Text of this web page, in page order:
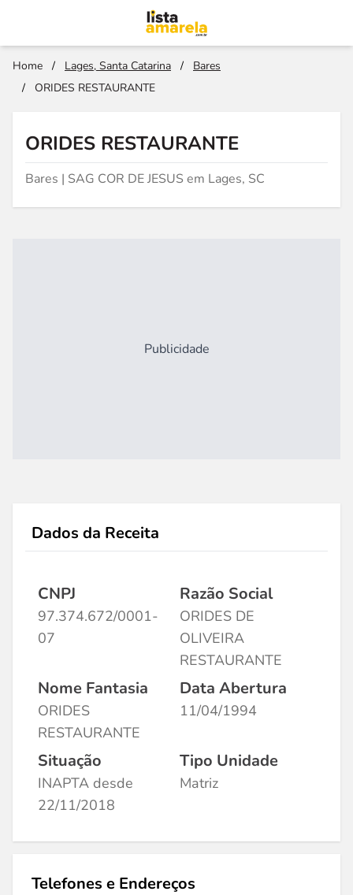
Home / Lages, Santa Catarina /
Bares
/
ORIDES RESTAURANTE
ORIDES RESTAURANTE
Bares | SAG COR DE JESUS em Lages, SC
Publicidade
Dados da Receita
CNPJ
97.374.672/0001-
07
Razão Social
ORIDES DE
OLIVEIRA
RESTAURANTE
Nome Fantasia
ORIDES
RESTAURANTE
Data Abertura
11/04/1994
Situação
INAPTA desde
22/11/2018
Tipo Unidade
Matriz
Telefones e Endereços